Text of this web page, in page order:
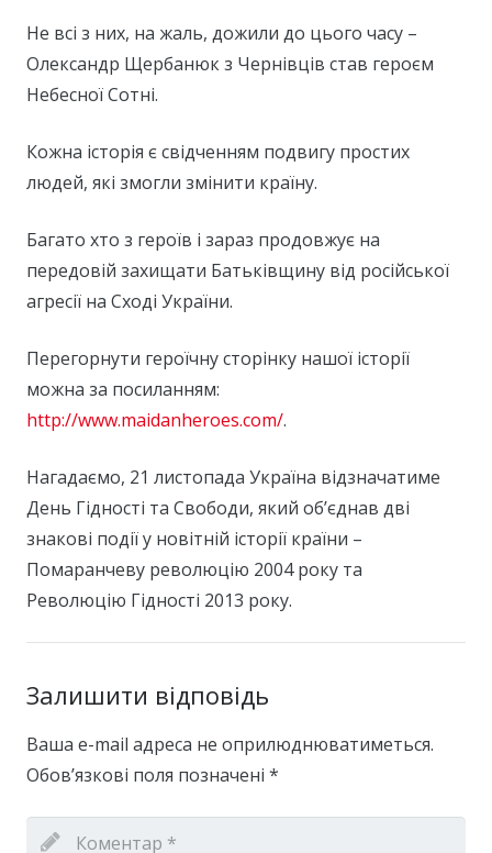
Не всі з них, на жаль, дожили до цього часу –
Олександр Щербанюк з Чернівців став героєм
Небесної Сотні.
Кожна історія є свідченням подвигу простих
людей, які змогли змінити країну.
Багато хто з героїв і зараз продовжує на
передовій захищати Батьківщину від російської
агресії на Сході України.
Перегорнути героїчну сторінку нашої історії
можна за посиланням:
http://www.maidanheroes.com/.
Нагадаємо, 21 листопада Україна відзначатиме
День Гідності та Свободи, який об’єднав дві
знакові події у новітній історії країни –
Помаранчеву революцію 2004 року та
Революцію Гідності 2013 року.
Залишити відповідь
Ваша e-mail адреса не оприлюднюватиметься.
Обов’язкові поля позначені *